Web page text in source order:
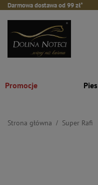
Darmowa dostawa od 99 zł*
Promocje Pies
Strona główna Super Rafi